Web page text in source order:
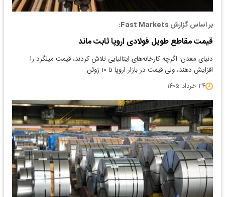
بر اساس گزارش Fast Markets:
قیمت مقاطع طویل فولادی اروپا ثابت ماند
دنیای معدن: اگرچه کارخانه‌های ایتالیایی تلاش کردند، قیمت‌ میلگرد را
افزایش دهند، ولی قیمت در بازار اروپا تا ۱۰ ژوئن…
۲۴ خرداد ۱۴۰۵